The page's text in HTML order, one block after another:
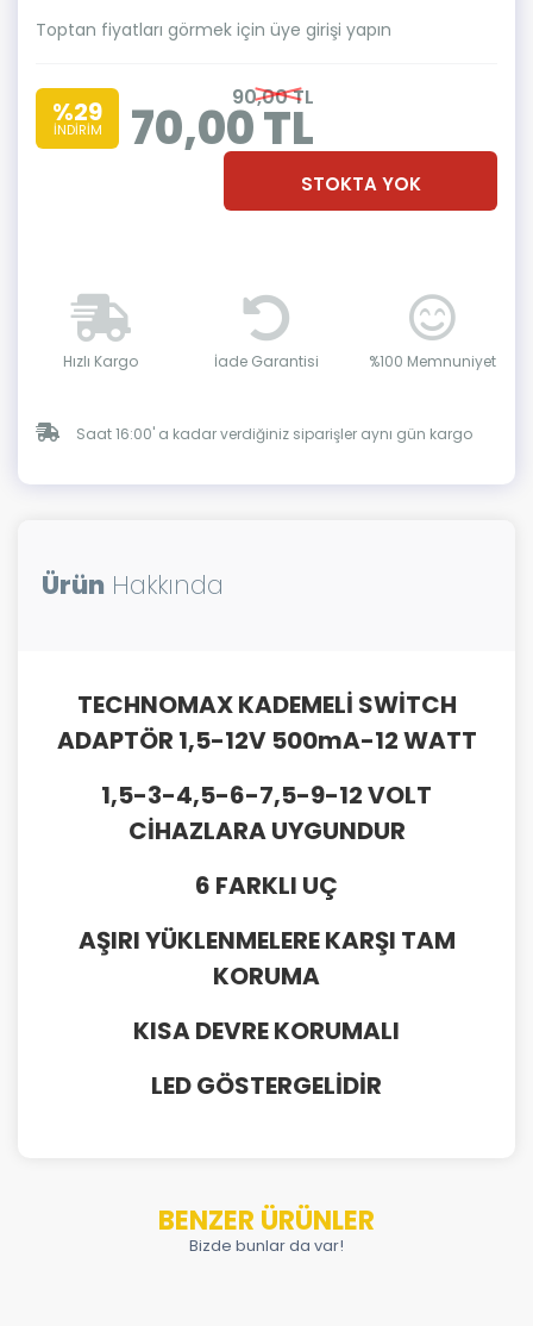
Toptan fiyatları görmek için üye girişi yapın
%29
İNDİRİM
90,00 TL
70,00 TL
STOKTA YOK
Hızlı Kargo İade Garantisi %100 Memnuniyet
Saat 16:00' a kadar verdiğiniz siparişler aynı gün kargo
Ürün Hakkında
TECHNOMAX KADEMELİ SWİTCH
ADAPTÖR 1,5-12V 500mA-12 WATT
1,5-3-4,5-6-7,5-9-12 VOLT
CİHAZLARA UYGUNDUR
6 FARKLI UÇ
AŞIRI YÜKLENMELERE KARŞI TAM
KORUMA
KISA DEVRE KORUMALI
LED GÖSTERGELİDİR
BENZER ÜRÜNLER
Bizde bunlar da var!